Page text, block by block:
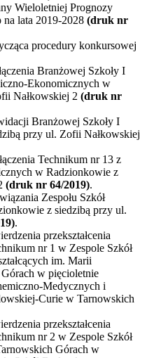
Wieloletniej Prognozy
lata 2019-2028 (druk nr
procedury konkursowej
Branżowej Szkoły I
Ekonomicznych w
Nałkowskiej 2 (druk nr
Branżowej Szkoły I
przy ul. Zofii Nałkowskiej
Technikum nr 13 z
w Radzionkowie z
(druk nr 64/2019).
Zespołu Szkół
z siedzibą przy ul.
.
przekształcenia
nr 1 w Zespole Szkół
im. Marii
w pięcioletnie
Medycznych i
Curie w Tarnowskich
przekształcenia
nr 2 w Zespole Szkół
Górach w